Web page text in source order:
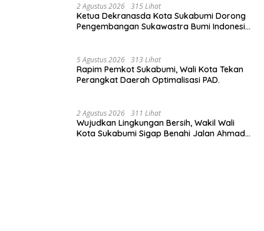
2 Agustus 2026 315 Lihat
Ketua Dekranasda Kota Sukabumi Dorong
Pengembangan Sukawastra Bumi Indonesia,
5 Agustus 2026 313 Lihat
Rapim Pemkot Sukabumi, Wali Kota Tekan
Perangkat Daerah Optimalisasi PAD.
2 Agustus 2026 311 Lihat
Wujudkan Lingkungan Bersih, Wakil Wali
Kota Sukabumi Sigap Benahi Jalan Ahmad